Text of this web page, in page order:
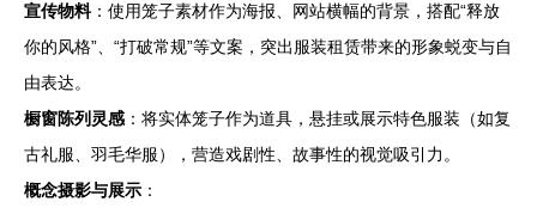
宣传物料：使用笼子素材作为海报、网站横幅的背景，搭配“释放
你的风格”、“打破常规”等文案，突出服装租赁带来的形象蜕变与自
由表达。
橱窗陈列灵感 ：将实体笼子作为道具，悬挂或展示特色服装（如复
古礼服、羽毛华服），营造戏剧性、故事性的视觉吸引力。
概念摄影与展示 ：